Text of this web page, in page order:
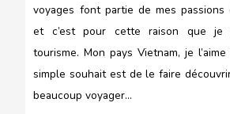
voyages font partie de mes passions
et c’est pour cette raison que je
tourisme. Mon pays Vietnam, je
simple souhait est de le faire
beaucoup voyager…